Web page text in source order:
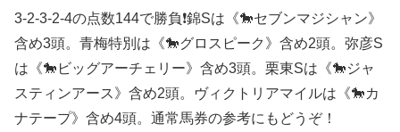
3-2-3-2-4の点数144で勝負❗️錦Sは《🐎セブンマジシャン》
含め3頭。青梅特別は《🐎グロスピーク》含め2頭。弥彦S
は《🐎ビッグアーチェリー》含め3頭。栗東Sは《🐎ジャ
スティンアース》含め2頭。ヴィクトリアマイルは《🐎カ
ナテープ》含め4頭。通常馬券の参考にもどうぞ！